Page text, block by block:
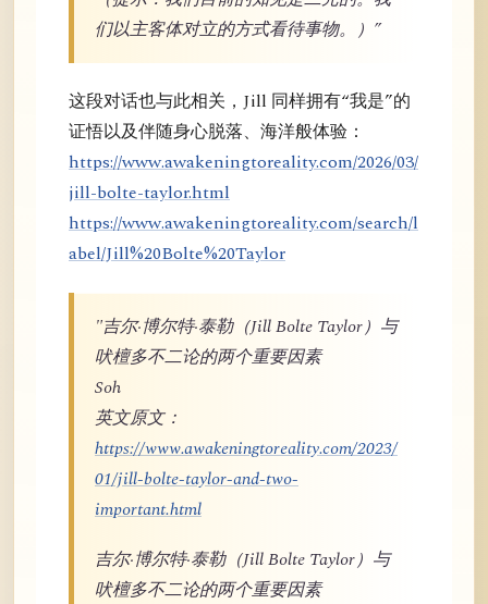
们以主客体对立的方式看待事物。）”
这段对话也与此相关，Jill 同样拥有“我是”的
证悟以及伴随身心脱落、海洋般体验：
https://www.awakeningtoreality.com/2026/03/
jill-bolte-taylor.html
https://www.awakeningtoreality.com/search/l
abel/Jill%20Bolte%20Taylor
"吉尔·博尔特·泰勒（Jill Bolte Taylor）与
吠檀多不二论的两个重要因素
Soh
英文原文：
https://www.awakeningtoreality.com/2023/
01/jill-bolte-taylor-and-two-
important.html
吉尔·博尔特·泰勒（Jill Bolte Taylor）与
吠檀多不二论的两个重要因素